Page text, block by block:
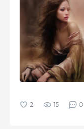
15 0